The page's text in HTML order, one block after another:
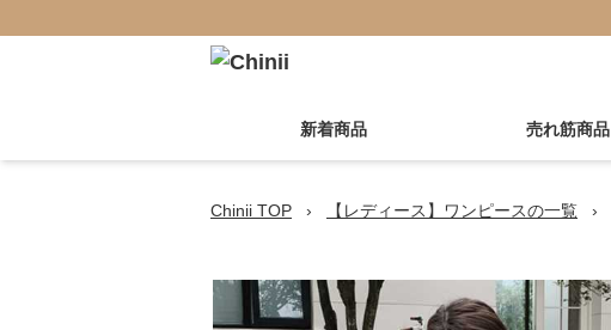
新着商品 売れ筋商品
Chinii TOP › 【レディース】ワンピースの一覧 ›